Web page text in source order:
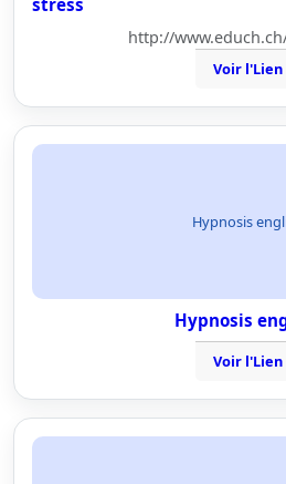
stress
http://
Voir l'Lien
Hypnosis
Hypnosis
Voir l'Lien